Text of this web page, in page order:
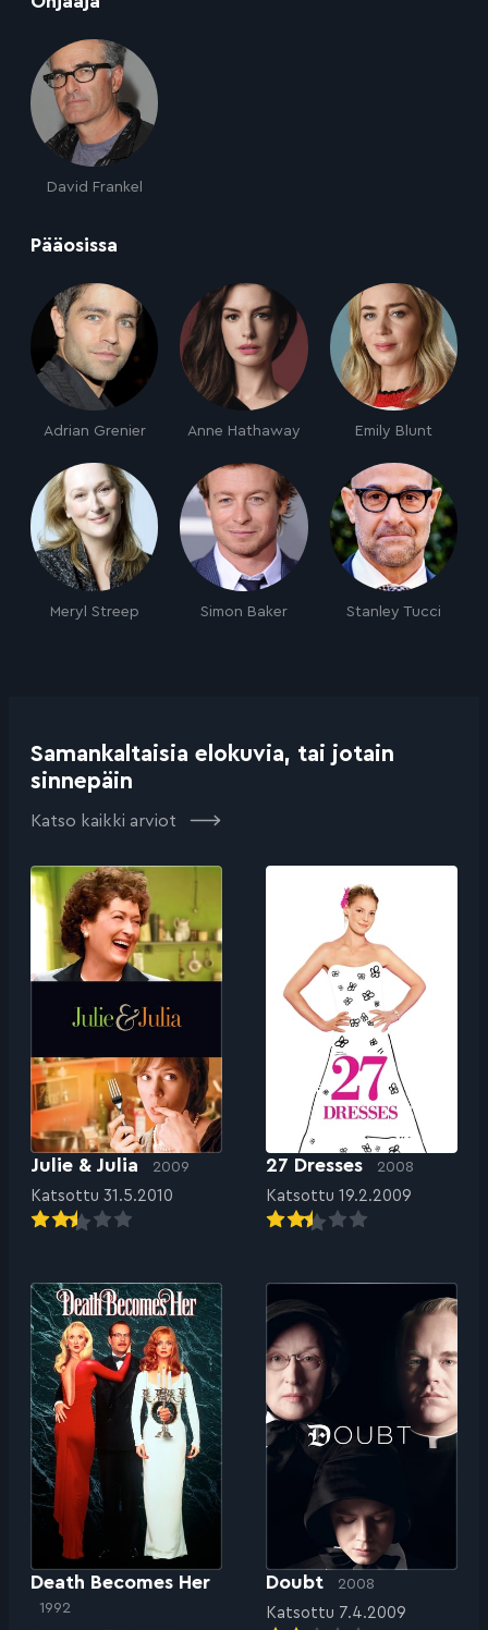
David Frankel
Pääosissa
Adrian Grenier Anne Hathaway Emily Blunt
Meryl Streep Simon Baker Stanley Tucci
Samankaltaisia elokuvia, tai jotain
sinnepäin
Katso kaikki arviot
Julie & Julia 2009
Katsottu 31.5.2010
27 Dresses 2008
Katsottu 19.2.2009
Death Becomes Her
1992
Doubt 2008
Katsottu 7.4.2009